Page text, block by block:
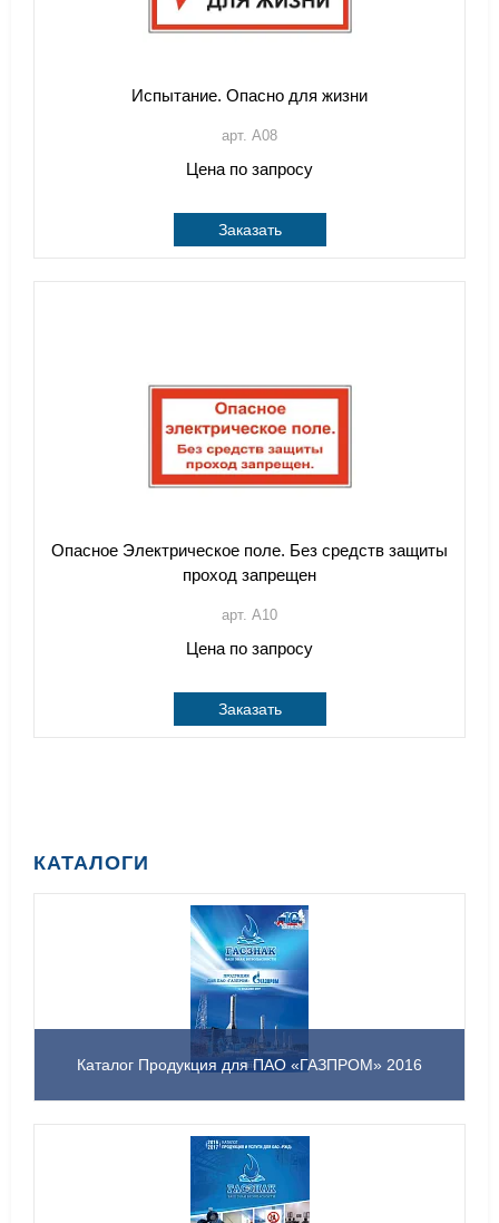
Испытание. Опасно для жизни
арт. A08
Цена по запросу
Заказать
Опасное Электрическое поле. Без средств защиты
проход запрещен
арт. A10
Цена по запросу
Заказать
КАТАЛОГИ
Каталог Продукция для ПАО «ГАЗПРОМ» 2016